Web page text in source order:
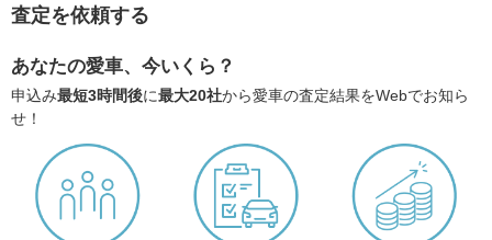
査定を依頼する
あなたの愛車、今いくら？
申込み最短3時間後に最大20社から愛車の査定結果をWebでお知ら
せ！